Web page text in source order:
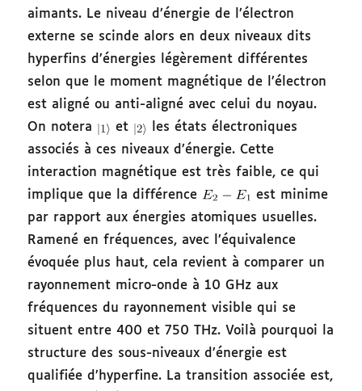
aimants. Le niveau d’énergie de l’électron
externe se scinde alors en deux niveaux dits
hyperfins d’énergies légèrement différentes
selon que le moment magnétique de l’électron
est aligné ou anti-aligné avec celui du noyau.
On notera
et
les états électroniques
associés à ces niveaux d’énergie. Cette
interaction magnétique est très faible, ce qui
implique que la différence
est minime
par rapport aux énergies atomiques usuelles.
Ramené en fréquences, avec l’équivalence
évoquée plus haut, cela revient à comparer un
rayonnement micro-onde à 10 GHz aux
fréquences du rayonnement visible qui se
situent entre 400 et 750 THz. Voilà pourquoi la
structure des sous-niveaux d’énergie est
qualifiée d’hyperfine. La transition associée est,